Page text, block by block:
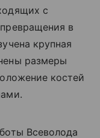
с
в
крупная
размеры
костей
Всеволода